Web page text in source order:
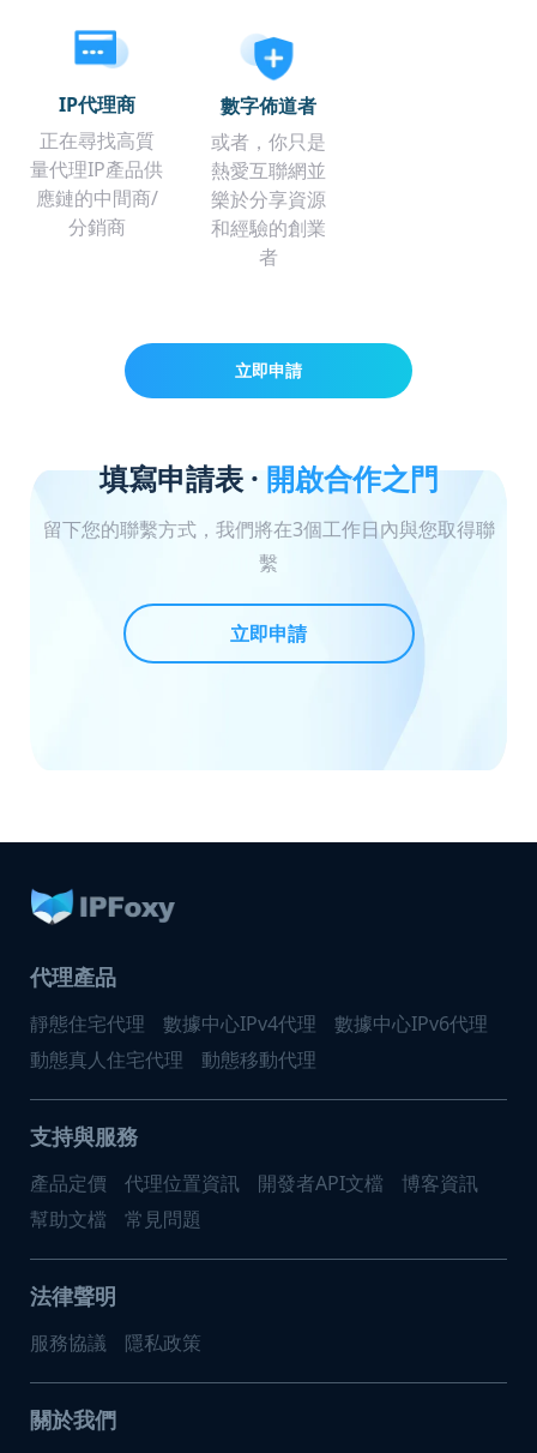
IP代理商
正在尋找高質
量代理IP產品供
應鏈的中間商/
分銷商
數字佈道者
或者，你只是
熱愛互聯網並
樂於分享資源
和經驗的創業
者
立即申請
填寫申請表 · 開啟合作之門
留下您的聯繫方式，我們將在3個工作日內與您取得聯
繫
立即申請
代理產品
靜態住宅代理 數據中心IPv4代理
數據中心IPv6代理
動態真人住宅代理
動態移動代理
支持與服務
產品定價 代理位置資訊 開發者API文檔
博客資訊
幫助文檔
常見問題
法律聲明
服務協議 隱私政策
關於我們